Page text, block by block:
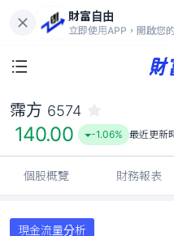
財富自由
立即使用APP，開啟您
140.00
霈方 6574
140.00 -1.06% 最近更新
個股概覽 財務報表
現金流量分析